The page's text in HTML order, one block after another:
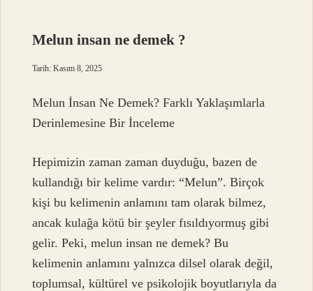
Melun insan ne demek ?
Tarih: Kasım 8, 2025
Melun İnsan Ne Demek? Farklı Yaklaşımlarla
Derinlemesine Bir İnceleme
Hepimizin zaman zaman duyduğu, bazen de
kullandığı bir kelime vardır: “Melun”. Birçok
kişi bu kelimenin anlamını tam olarak bilmez,
ancak kulağa kötü bir şeyler fısıldıyormuş gibi
gelir. Peki, melun insan ne demek? Bu
kelimenin anlamını yalnızca dilsel olarak değil,
toplumsal, kültürel ve psikolojik boyutlarıyla da